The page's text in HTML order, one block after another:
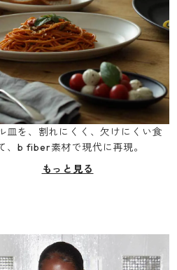
皿を、割れにくく、欠けにくい食
、b fiber素材で現代に再現。
もっと見る